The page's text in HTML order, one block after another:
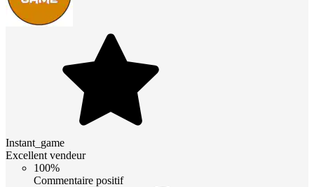
Instant_game
Excellent vendeur
100%
Commentaire positif